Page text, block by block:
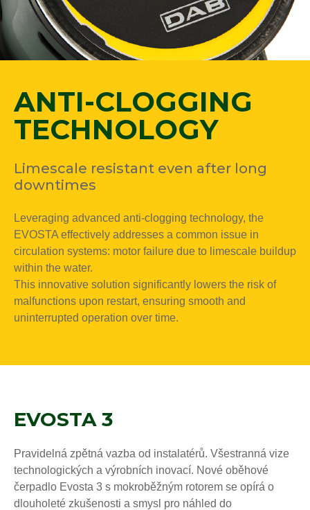
ANTI-CLOGGING
TECHNOLOGY
Limescale resistant even after long
downtimes
Leveraging advanced anti-clogging technology, the
EVOSTA effectively addresses a common issue in
circulation systems: motor failure due to limescale buildup
within the water.
This innovative solution significantly lowers the risk of
malfunctions upon restart, ensuring smooth and
uninterrupted operation over time.
EVOSTA 3
Pravidelná zpětná vazba od instalatérů. Všestranná vize
technologických a výrobních inovací. Nové oběhové
čerpadlo Evosta 3 s mokroběžným rotorem se opírá o
dlouholeté zkušenosti a smysl pro náhled do